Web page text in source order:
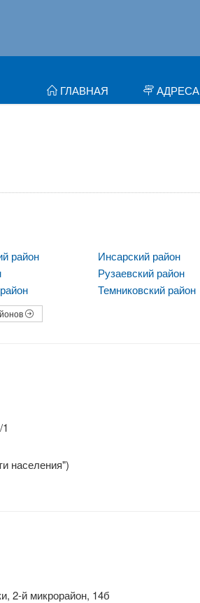
ГЛАВНАЯ АДРЕСА
район
Инсарский район
Рузаевский район
Темниковский район
населения")
2-й микрорайон, 14б